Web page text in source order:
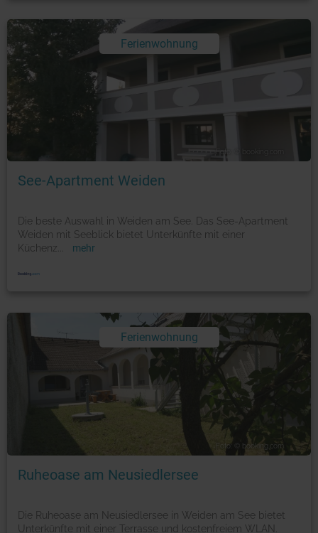
Ferienwohnung
Foto: © booking.com
See-Apartment Weiden
Die beste Auswahl in Weiden am See. Das See-Apartment
Weiden mit Seeblick bietet Unterkünfte mit einer
Küchenz
mehr
Ferienwohnung
Foto: © booking.com
Ruheoase am Neusiedlersee
Die Ruheoase am Neusiedlersee in Weiden am See bietet
Unterkünfte mit einer Terrasse und kostenfreiem WLAN.